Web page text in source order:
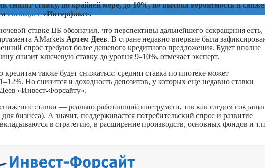
ставку, по крайней мере, до 10%, но высока вероятность и
сообщает«Интерфакс».
ставке ЦБ обозначил, что перспективы дальнейшего сокращения есть,
AMarkets Артем Деев. В стране недавно впервые была
спрос требуют более дешевого кредитного предложения. Будет вполне
снизит ключевую ставку до уровня 9–10%, отмечает эксперт.
также будет снижаться: средняя ставка по ипотеке может
Но снизится и доходность депозитов, у которых еще недавно ставки
«Инвест-Форсайту».
ставки — реально работающий инструмент, так как следом
бизнеса). А значит, поддерживается потребительский спрос и развитие
в стратегию, в расширение производств, основных фондов и